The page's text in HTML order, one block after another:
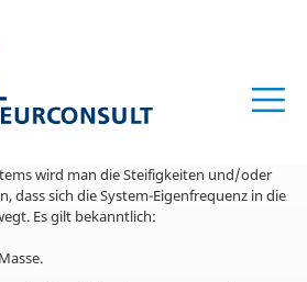
wird man die Steifigkeiten und/oder
dass sich die System-Eigenfrequenz in die
Es gilt bekanntlich: